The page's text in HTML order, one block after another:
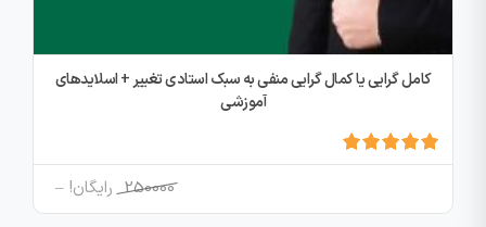
کامل گرایی یا کمال گرایی منفی به سبک استادی تغییر + اسلایدهای
آموزشی
رایگان! – 250000
Price
range: